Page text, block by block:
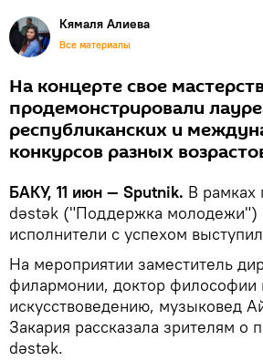
Кямаля Алиева
Все материалы
На концерте свое
продемонстрировали
республиканских и
конкурсов разных
БАКУ, 11 июн — Sputnik. В рамках
dəstək ("Поддержка молодежи")
исполнители с успехом
На мероприятии заместитель
филармонии, доктор философии
искусствоведению, музыковед
Закария рассказала зрителям о
dəstək.